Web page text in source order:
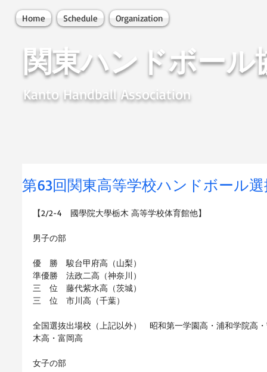
Home Schedule Organization
関東ハンドボール
Kanto Handball Association
第63回関東高等学校ハンドボール
【2/2-4　國學院大學栃木 高等学校体育館他】
男子の部
優　勝　駿台甲府高（山梨）
準優勝　法政二高（神奈川）
三　位　藤代紫水高（茨城）
三　位　市川高（千葉）
全国選抜出場校（上記以外）　昭和第一学園高・浦和学院高
木高・富岡高
女子の部